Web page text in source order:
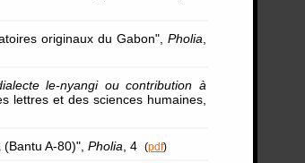
originaux du Gabon", Pholia
le-nyangi ou contribution à
lettres et des sciences humaines,
A-80)", Pholia , 4 (pdf)